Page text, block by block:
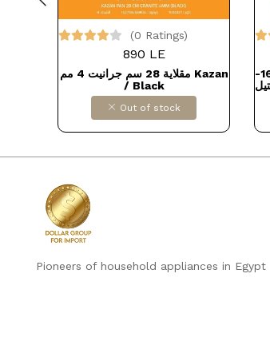
(0 Ratings)
890 LE
مقلاية 28 سم جرانيت 4 مم Kazan
/ Black
Out of stock
طقم حلل زهران كلاسيك مقاس (16-
Pioneers of household appliances in Egypt